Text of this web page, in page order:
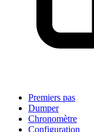
Premiers pas
Dumper
Chronomètre
Configuration